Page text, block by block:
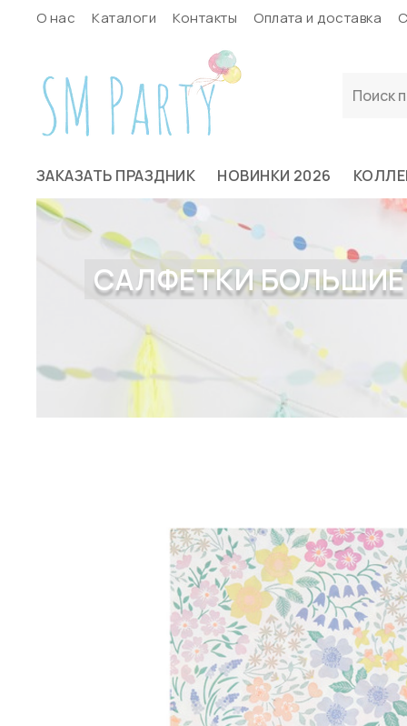
О нас Каталоги Контакты Оплата и доставка
ЗАКАЗАТЬ ПРАЗДНИК НОВИНКИ 2026
САЛФЕТКИ БОЛЬШИЕ